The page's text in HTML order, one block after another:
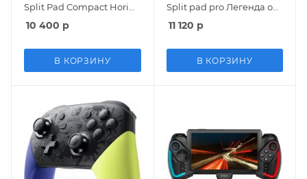
Split Pad Compact Hori
(NSW-465U) (Sonic)
Соник (Switch)
10 400 р
В КОРЗИНУ
Split pad pro Легенда о
Зельде (The Legend of
Zelda) Hori (NSW-432U)
11 120 р
В КОРЗИНУ